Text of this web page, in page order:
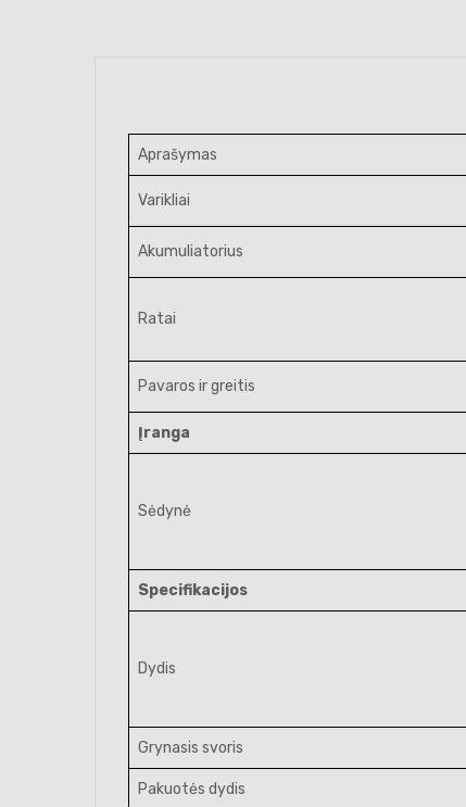
Aprašymas
Varikliai
Akumuliatorius
Ratai
Pavaros ir greitis
Įranga
Sėdynė
Specifikacijos
Dydis
Grynasis svoris
Pakuotės dydis